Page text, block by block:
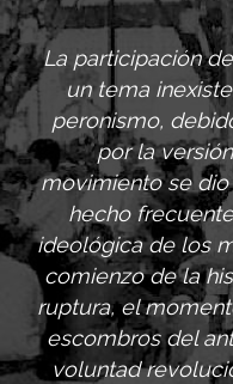
La participación
un tema
peronismo,
por la
movimiento se dio
hecho
ideológica de los
comienzo de la
ruptura, el
escombros del
voluntad